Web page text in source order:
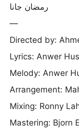
رمضان جانا
—
Directed by:
Lyrics: Anwer
Melody: Anwer
Arrangement:
Mixing: Ronny
Mastering: Bjorn